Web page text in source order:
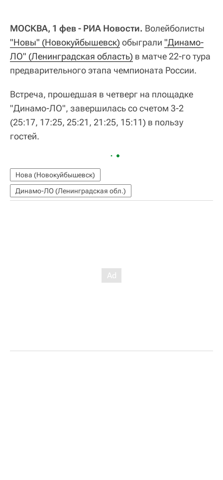
МОСКВА, 1 фев - РИА Новости. Волейболисты
"Новы" (Новокуйбышевск) обыграли "Динамо-
ЛО" (Ленинградская область) в матче 22-го тура
предварительного этапа чемпионата России.
Встреча, прошедшая в четверг на площадке
"Динамо-ЛО", завершилась со счетом 3-2
(25:17, 17:25, 25:21, 21:25, 15:11) в пользу
гостей.
Нова (Новокуйбышевск)
Динамо-ЛО (Ленинградская обл.)